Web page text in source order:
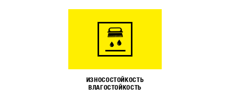
ИЗНОСОСТОЙКОСТЬ
ВЛАГОСТОЙКОСТЬ